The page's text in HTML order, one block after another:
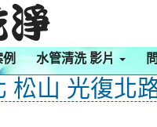
水管清洗 影片
松山 光復北